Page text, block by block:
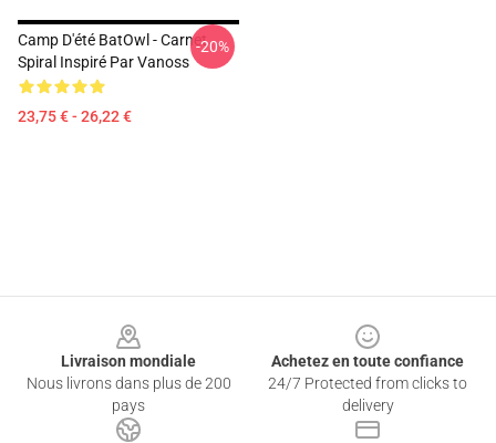
Camp D'été BatOwl - Carnet
Spiral Inspiré Par Vanoss
23,75 € - 26,22 €
-20%
Livraison mondiale
Nous livrons dans plus de 200
pays
Achetez en toute confiance
24/7 Protected from clicks to
delivery